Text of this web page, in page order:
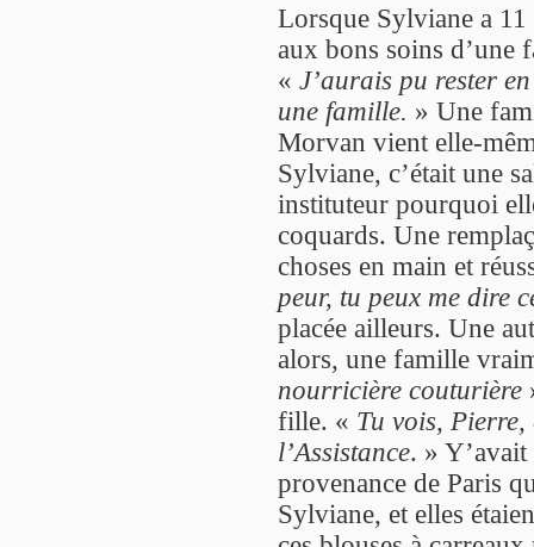
Lorsque Sylviane a 11
aux bons soins d’une
« J’aurais pu rester
une famille. » Une
Morvan vient elle-
Sylviane, c’était une
instituteur pourquoi
coquards. Une
choses en main et
peur, tu peux me dire
placée ailleurs. Une
alors, une famille
nourricière couturière
fille. « Tu vois,
l’Assistance. »
provenance de Paris
Sylviane, et elles